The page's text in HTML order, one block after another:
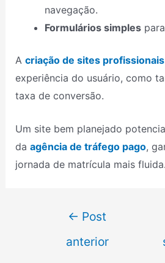
navegação.
Formulários simplespara
A criação de sites profissionais
experiência do usuário, como
taxa de conversão.
Um site bem planejado
da agência de tráfego pago,
jornada de matrícula mais fluida.
← Post
anterior